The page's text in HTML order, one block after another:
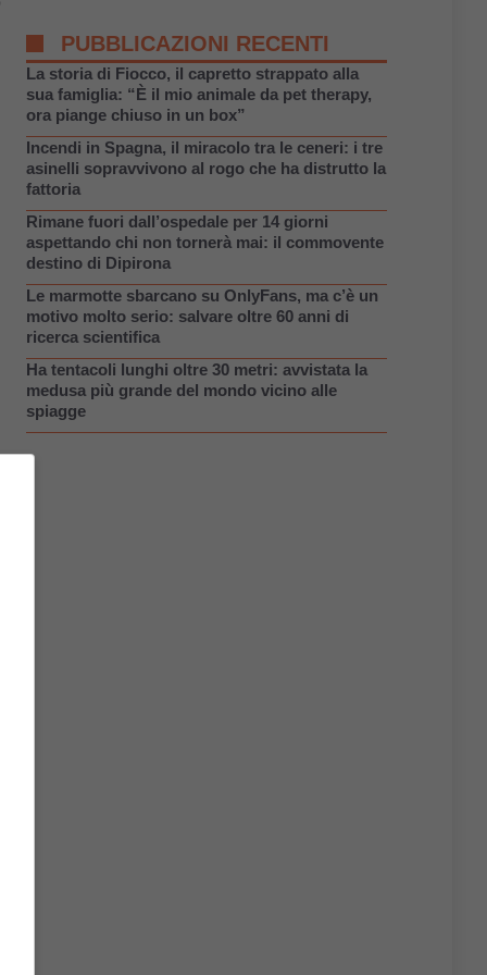
PUBBLICAZIONI RECENTI
La storia di Fiocco, il capretto strappato alla
sua famiglia: “È il mio animale da pet therapy,
ora piange chiuso in un box”
Incendi in Spagna, il miracolo tra le ceneri: i tre
asinelli sopravvivono al rogo che ha distrutto la
fattoria
Rimane fuori dall’ospedale per 14 giorni
aspettando chi non tornerà mai: il commovente
destino di Dipirona
Le marmotte sbarcano su OnlyFans, ma c’è un
motivo molto serio: salvare oltre 60 anni di
ricerca scientifica
Ha tentacoli lunghi oltre 30 metri: avvistata la
medusa più grande del mondo vicino alle
spiagge